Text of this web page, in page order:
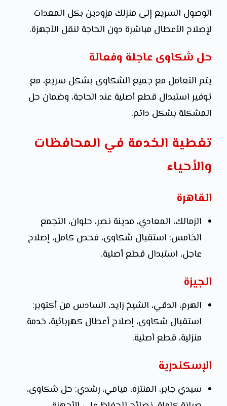
الوصول السريع إلى منزلك مزودين بكل المعدات
لإصلاح الأعطال مباشرة دون الحاجة لنقل الأجهزة.
حل شكاوى عاجلة وفعالة
يتم التعامل مع جميع الشكاوى بشكل سريع، مع
توفير استبدال قطع أصلية عند الحاجة، وضمان حل
المشكلة بشكل دائم.
تغطية الخدمة في المحافظات
والأحياء
القاهرة
الزمالك، المعادي، مدينة نصر، حلوان، التجمع
الخامس: استقبال شكاوى، فحص كامل، إصلاح
عاجل، استبدال قطع أصلية.
الجيزة
الهرم، الدقي، الشيخ زايد، السادس من أكتوبر:
استقبال شكاوى، إصلاح أعطال كهربائية، خدمة
منزلية، قطع أصلية.
الإسكندرية
سيدي جابر، المنتزه، ميامي، رشدي: حل شكاوى،